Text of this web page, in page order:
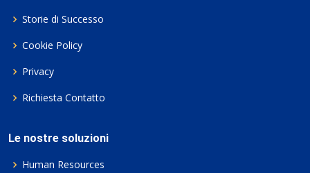
Storie di Successo
Cookie Policy
Privacy
Richiesta Contatto
Le nostre soluzioni
Human Resources